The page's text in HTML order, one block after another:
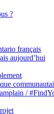
?
français
aujourd’hui
/